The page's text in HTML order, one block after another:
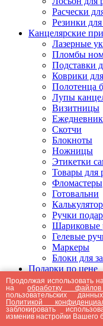
Расчески
Резинки
Канцелярские
Лазерные
Пломбы
Подставки
Коврики
Полотенца
Лупы
Визитницы
Скотчи
Блокноты
Ножницы
Этикетки
Товары для
Фломастеры
Готовальни
Ручки
Шариковые
Гелевые
Маркеры
Блоки для
Подарки по цене
Подарки от
Подарки до
Подарки до
Подарки до
Подарки до
Продолжая использовать
наобработку
пользовательских
Политикой
заблокировать
изменив настройки Вашего